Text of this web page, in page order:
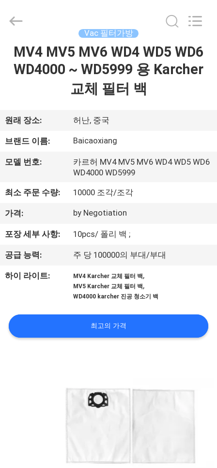
우
리
대
하
여
공
행
Developed
Vac 필터가방
MV4 MV5 MV6 WD4 WD5 WD6
WD4000 ~ WD5999 용 Karcher
교체 필터 백
원래 장소: 허난, 중국
브랜드 이름: Baicaoxiang
모델 번호:
카르허 MV4 MV5 MV6 WD4 WD5 WD6
WD4000 WD5999
최소 주문 수량: 10000 조각/조각
가격: by Negotiation
포장 세부 사항: 10pcs/ 폴리 백 ;
공급 능력: 주 당 100000의 부대/부대
하이 라이트: MV4 Karcher 교체 필터 백 ,
MV5 Karcher 교체 필터 백 ,
WD4000 karcher 진공 청소기 백
최고의 가격